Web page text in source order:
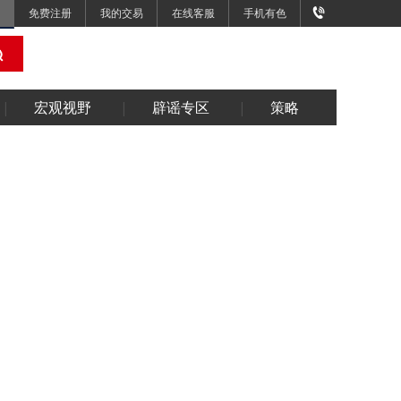
免费注册 我的交易 在线客服 手机有色
宏观视野 辟谣专区 策略